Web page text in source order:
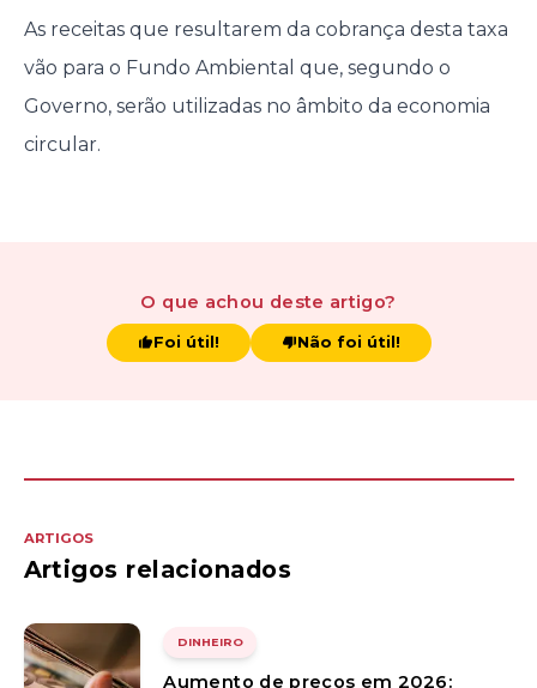
As receitas que resultarem da cobrança desta taxa
vão para o Fundo Ambiental que, segundo o
Governo, serão utilizadas no âmbito da economia
circular.
O que achou deste artigo?
Foi útil! Não foi útil!
ARTIGOS
Artigos relacionados
DINHEIRO
Aumento de preços em 2026: